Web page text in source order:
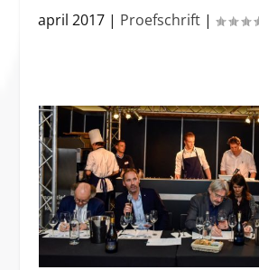
april 2017 | Proefschrift |